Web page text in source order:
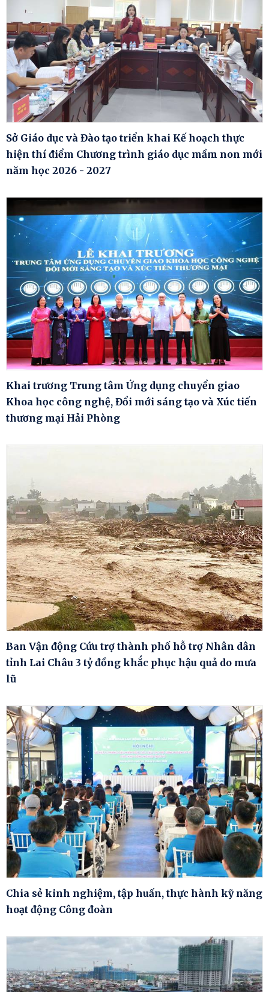
Sở Giáo dục và Đào tạo triển khai Kế hoạch thực
hiện thí điểm Chương trình giáo dục mầm non mới
năm học 2026 - 2027
Khai trương Trung tâm Ứng dụng chuyển giao
Khoa học công nghệ, Đổi mới sáng tạo và Xúc tiến
thương mại Hải Phòng
Ban Vận động Cứu trợ thành phố hỗ trợ Nhân dân
tỉnh Lai Châu 3 tỷ đồng khắc phục hậu quả do mưa
lũ
Chia sẻ kinh nghiệm, tập huấn, thực hành kỹ năng
hoạt động Công đoàn